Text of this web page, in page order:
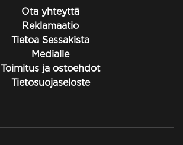
Ota yhteyttä
Reklamaatio
Tietoa Sessakista
Medialle
Toimitus ja ostoehdot
Tietosuojaseloste